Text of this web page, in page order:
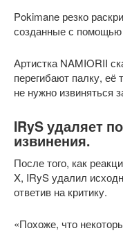
Pokimane резко
созданные с
Артистка NAMIORII
перегибают палку,
не нужно извиняться
IRyS удаляет
извинения.
После того, как
X, IRyS удалил
ответив на критику.
«Похоже, что